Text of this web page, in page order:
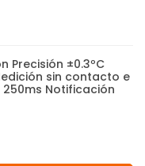
Precisión ±0.3ºC
sin contacto e
Notificación